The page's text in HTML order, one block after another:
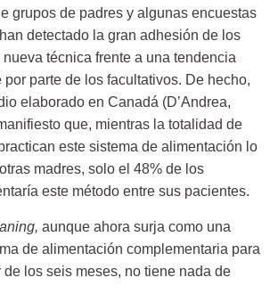
grupos de padres y algunas encuestas
detectado la gran adhesión de los
técnica frente a una tendencia
por parte de los facultativos. De hecho,
elaborado en Canadá (D’Andrea,
que, mientras la totalidad de
este sistema de alimentación lo
madres, solo el 48% de los
este método entre sus pacientes.
aunque ahora surja como una
de alimentación complementaria para
de los seis meses, no tiene nada de